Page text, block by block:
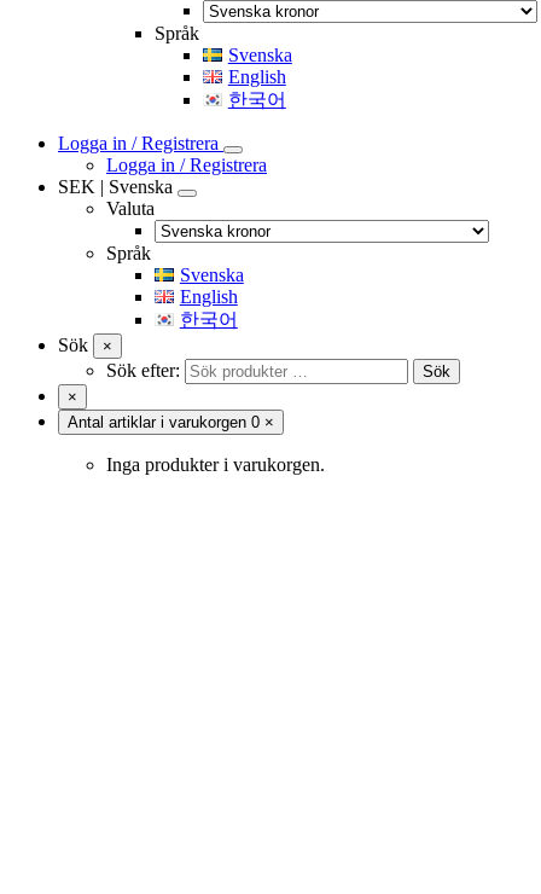
Språk
Svenska
English
한국어
Logga in / Registrera
Logga in / Registrera
SEK | Svenska
Valuta
Språk
Svenska
English
한국어
Sök
×
Sök efter:
Sök
×
Antal artiklar i varukorgen 0 ×
Inga produkter i varukorgen.